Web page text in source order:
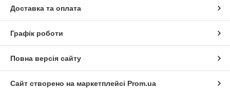
Доставка та оплата
Графік роботи
Повна версія сайту
Сайт створено на маркетплейсі Prom.ua